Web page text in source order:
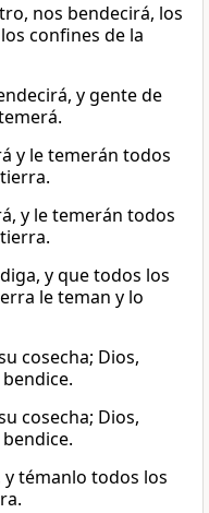
nos bendecirá, los
confines de la
y gente de
y le temerán todos
y le temerán todos
y que todos los
le teman y lo
cosecha; Dios,
cosecha; Dios,
témanlo todos los